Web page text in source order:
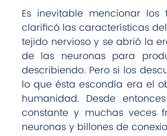
Es inevitable mencionar
clarificó las características
tejido nervioso y se abrió la
de las neuronas para
describiendo. Pero si los
lo que ésta escondía era el
humanidad. Desde
constante y muchas veces
neuronas y billones de